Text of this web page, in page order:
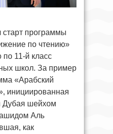
старт программы
по чтению»
по 11-й класс
школ. За пример
«Арабский
инициированная
Дубая шейхом
Аль
как